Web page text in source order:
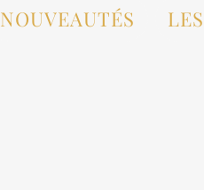
NOUVEAUTÉS